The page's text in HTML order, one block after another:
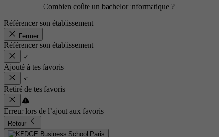
Combien coûte un bachelor informatique ?
Référencer son établissement
Fermer
Référencer son établissement
Ajouté à tes favoris
Retiré de tes favoris
Erreur lors de l’ajout aux favoris
Retour